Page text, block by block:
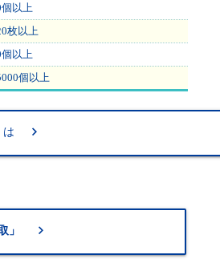
個以上
枚以上
個以上
個以上
は keyboard_arrow_right
」 keyboard_arrow_right